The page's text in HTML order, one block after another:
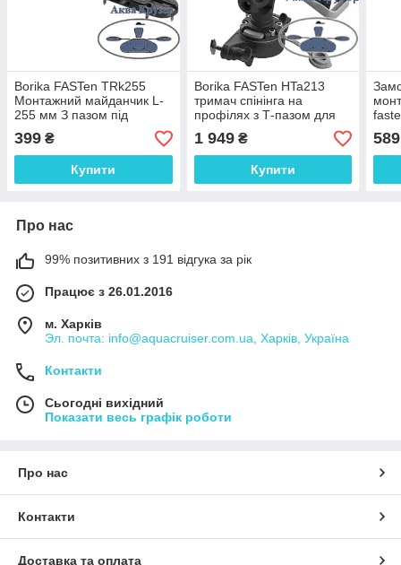
Borika FASTen TRk255
Монтажний майданчик L-
255 мм З пазом під
встановлення замків з Т-
болтом для човнів
399 ₴
Купити
Borika FASTen HTa213
тримач спінінга на
профілях з Т-пазом для
катера, каяка або човна
1 949₴
Купити
589
Про нас
99% позитивних з 191 відгука за рік
Працює з 26.01.2016
м. Харків
Эл. почта: info@aquacruiser.com.ua, Харків, Україна
Контакти
Сьогодні вихідний
Показати весь графік роботи
Про нас
Контакти
Доставка та оплата